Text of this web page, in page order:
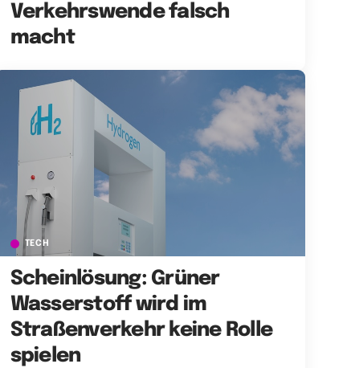
Verkehrswende falsch
macht
TECH
Scheinlösung: Grüner
Wasserstoff wird im
Straßenverkehr keine Rolle
spielen